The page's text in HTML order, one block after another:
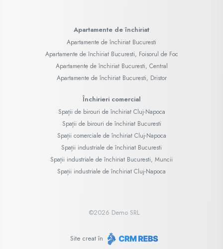
Apartamente de închiriat
Apartamente de închiriat Bucuresti
Apartamente de închiriat Bucuresti, Foisorul de Foc
Apartamente de închiriat Bucuresti, Central
Apartamente de închiriat Bucuresti, Dristor
Închirieri comercial
Spații de birouri de închiriat Cluj-Napoca
Spații de birouri de închiriat Bucuresti
Spații comerciale de închiriat Cluj-Napoca
Spații industriale de închiriat Bucuresti
Spații industriale de închiriat Bucuresti, Muncii
Spații industriale de închiriat Cluj-Napoca
©2026 Demo SRL
Site creat în